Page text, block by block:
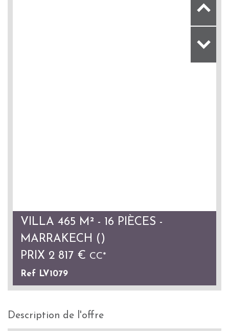
VILLA 465 M² - 16 PIÈCES -
MARRAKECH ()
PRIX 2 817 € CC*
Ref LV1079
description de l'offre